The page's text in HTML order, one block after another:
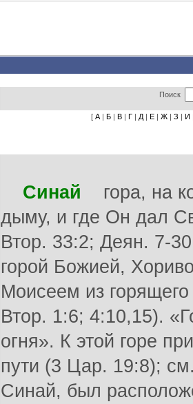
Поиск
[ А | Б | В | Г | Д | Е | Ж | З | И
Синай гора, на
дыму, и где Он дал
Втор. 33:2; Деян. 7-
горой Божией,
Моисеем из
Втор. 1:6; 4:10,15).
огня». К этой горе
пути (3 Цар. 19:8);
Синай, был